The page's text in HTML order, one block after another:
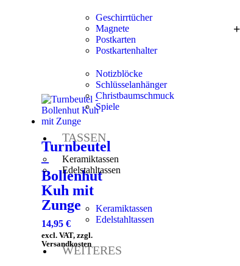
Geschirrtücher
Magnete
Postkarten
Postkartenhalter
Notizblöcke
Schlüsselanhänger
Christbaumschmuck
Spiele
TASSEN
Keramiktassen
Edelstahltassen
Keramiktassen
Edelstahltassen
WEITERES
Turnbeutel
–
Bollenhut
Kuh mit
Zunge
14,95 €
excl. VAT, zzgl.
Versandkosten